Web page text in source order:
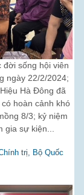
đời sống hội viên
ngày 22/2/2024;
Hà Đông đã
hoàn cảnh khó
8/3; kỷ niệm
gia sự kiện...
trị, Bộ Quốc